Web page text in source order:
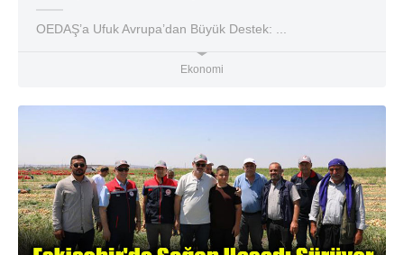
OEDAŞ’a Ufuk Avrupa’dan Büyük Destek: ...
Ekonomi